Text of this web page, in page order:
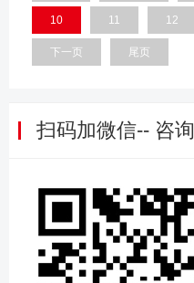
10 11 12
下一页 尾页
扫码加微信-- 咨询